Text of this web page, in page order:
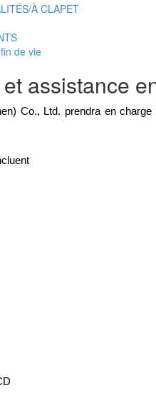
À CLAPET
de vie
assistance
Co., Ltd. prendra en